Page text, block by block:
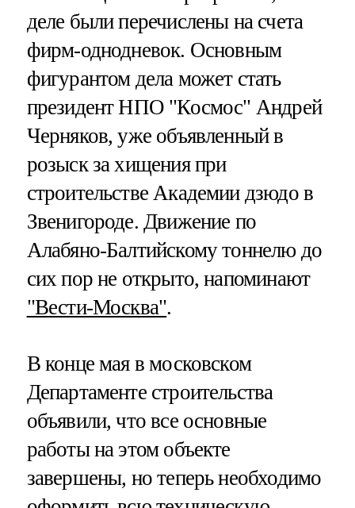
деле были перечислены на счета
фирм-однодневок. Основным
фигурантом дела может стать
президент НПО "Космос" Андрей
Черняков, уже объявленный в
розыск за хищения при
строительстве Академии дзюдо в
Звенигороде. Движение по
Алабяно-Балтийскому тоннелю до
сих пор не открыто, напоминают
"Вести-Москва".
В конце мая в московском
Департаменте строительства
объявили, что все основные
работы на этом объекте
завершены, но теперь необходимо